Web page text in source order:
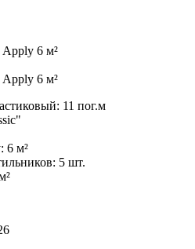
Apply 6 м²
Apply 6 м²
11 пог.м
6 м²
5 шт.